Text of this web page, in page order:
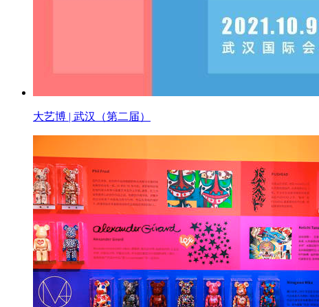
大艺博 | 武汉（第二届）